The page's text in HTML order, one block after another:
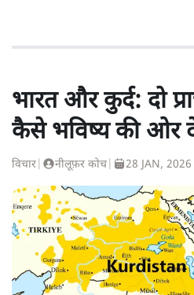
भारत और कुर्द: दो
कैसे भविष्य की ओर
विचार नीलूफ़र कोच 28 JAN, 2026